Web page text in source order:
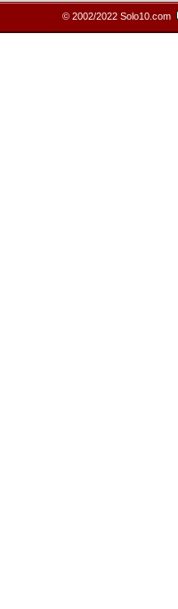
© 2002/2022 Solo10.com